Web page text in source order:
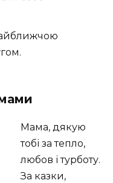
Мама, дякую
тобі за тепло,
любов і турботу.
За казки,